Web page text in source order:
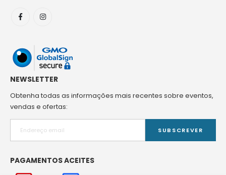
NEWSLETTER
Obtenha todas as informações mais recentes sobre eventos,
vendas e ofertas:
SUBSCREVER
PAGAMENTOS ACEITES